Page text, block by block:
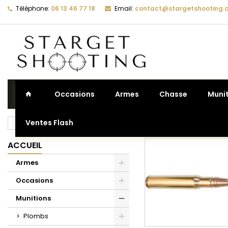
Téléphone: 06 13 46 77 18 Email:
Occasions Armes Chasse
Ventes Flash
Accueil Munitions
ACCUEIL
Armes
Occasions
Munitions
Plombs